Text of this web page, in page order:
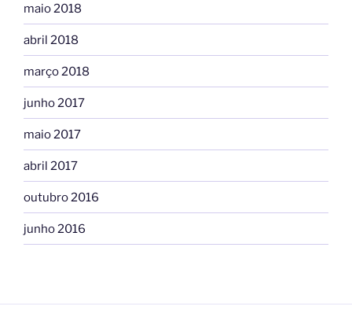
maio 2018
abril 2018
março 2018
junho 2017
maio 2017
abril 2017
outubro 2016
junho 2016